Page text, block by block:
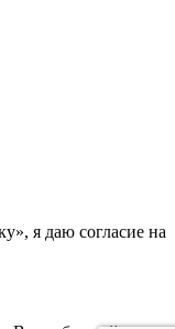
я даю согласие на